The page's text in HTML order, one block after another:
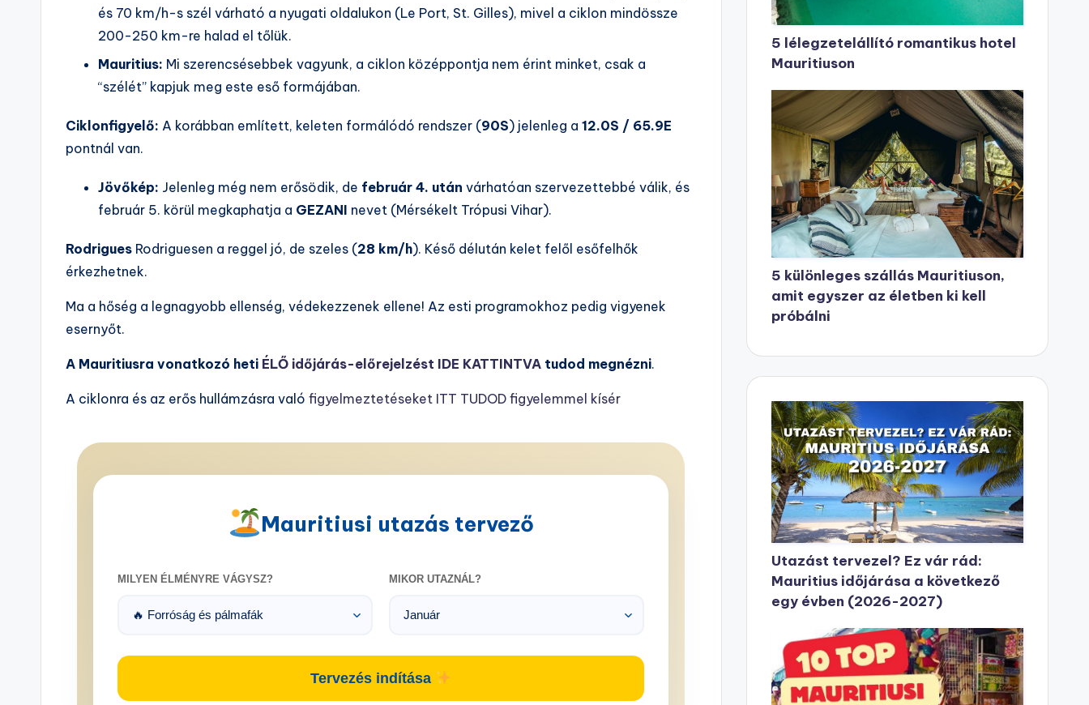
és 70 km/h-s szél várható a nyugati oldalukon (Le Port, St. Gilles), mivel a ciklon mindössze
200-250 km-re halad el tőlük.
Mauritius: Mi szerencsésebbek vagyunk, a ciklon középpontja nem érint minket, csak a
“szélét” kapjuk meg este eső formájában.
Ciklonfigyelő: A korábban említett, keleten formálódó rendszer (90S) jelenleg a 12.0S / 65.9E
pontnál van.
Jövőkép: Jelenleg még nem erősödik, de február 4. után várhatóan szervezettebbé válik, és
február 5. körül megkaphatja a GEZANI nevet (Mérsékelt Trópusi Vihar).
Rodrigues Rodriguesen a reggel jó, de szeles (28 km/h). Késő délután kelet felől esőfelhők
érkezhetnek.
Ma a hőség a legnagyobb ellenség, védekezzenek ellene! Az esti programokhoz pedig vigyenek
esernyőt.
A Mauritiusra vonatkozó heti ÉLŐ időjárás-előrejelzést IDE KATTINTVA tudod megnézni.
A ciklonra és az erős hullámzásra való figyelmeztetéseket ITT TUDOD figyelemmel kísér
Mauritiusi utazás tervező
MILYEN ÉLMÉNYRE VÁGYSZ? MIKOR UTAZNÁL?
Tervezés indítása
5 lélegzetelállító romantikus hotel
Mauritiuson
5 különleges szállás Mauritiuson,
amit egyszer az életben ki kell
próbálni
Utazást tervezel? Ez vár rád:
Mauritius időjárása a következő
egy évben (2026-2027)